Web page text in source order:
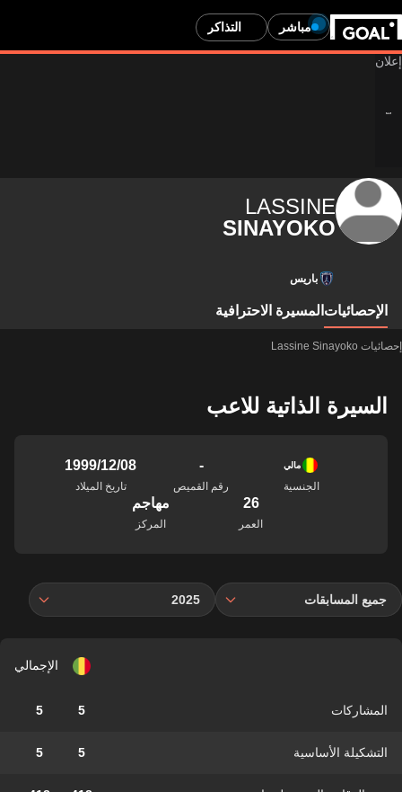
مباشر التذاكر
LASSINE
SINAYOKO
باريس
الإحصائيات المسيرة الاحترافية
إحصائيات Lassine Sinayoko
السيرة الذاتية للاعب
مالي
الجنسية
-
رقم القميص
08‏/12‏/1999
تاريخ الميلاد
26
العمر
مهاجم
المركز
جميع المسابقات 2025
الإجمالي
المشاركات 5
5
التشكيلة الأساسية 5
5